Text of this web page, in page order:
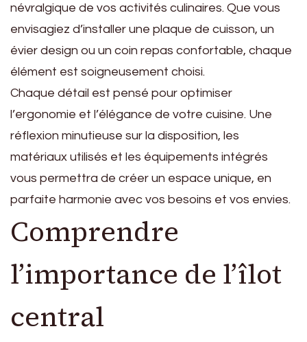
névralgique de vos activités culinaires. Que vous
envisagiez d’installer une plaque de cuisson, un
évier design ou un coin repas confortable, chaque
élément est soigneusement choisi.
Chaque détail est pensé pour optimiser
l’ergonomie et l’élégance de votre cuisine. Une
réflexion minutieuse sur la disposition, les
matériaux utilisés et les équipements intégrés
vous permettra de créer un espace unique, en
parfaite harmonie avec vos besoins et vos envies.
Comprendre
l’importance de l’îlot
central